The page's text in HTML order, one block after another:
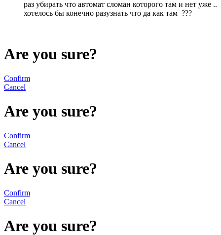
раз убирать что автомат сломан которого там и нет уже ..
хотелось бы конечно разузнать что да как там ???
Are you sure?
Confirm
Cancel
Are you sure?
Confirm
Cancel
Are you sure?
Confirm
Cancel
Are you sure?